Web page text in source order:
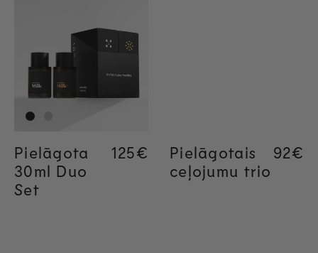
Pielāgota
30ml Duo
Set
Regular price
125€
Pielāgotais
ceļojumu trio
92€